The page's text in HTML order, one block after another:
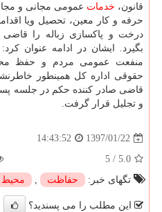
قانون، خدمات عمومی مجانی و
حرفه و كار معین، تحصیل ویا
درخت و پاكسازی زباله را قاضی
بگیرد. ایشان در ادامه عنوان
منفعت عمومی مردم و حفظ
حقوقی اداره كل همینطور
قاضی صادر كننده حكم در جلسه
و تجلیل قرار گرفت.
1397/01/22
14:43:52
5.0
/
5
تگهای خبر:
حفاظت ,
این مطلب را می پسندید؟